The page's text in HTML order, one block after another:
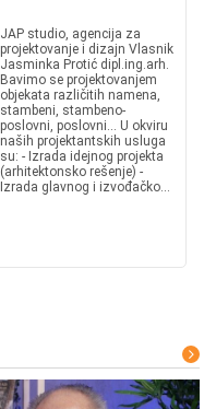
JAP studio, agencija za
projektovanje i dizajn Vlasnik
Jasminka Protić dipl.ing.arh.
Bavimo se projektovanjem
objekata različitih namena,
stambeni, stambeno-
poslovni, poslovni... U okviru
naših projektantskih usluga
su: - Izrada idejnog projekta
(arhitektonsko rešenje) -
Izrada glavnog i izvođačko...